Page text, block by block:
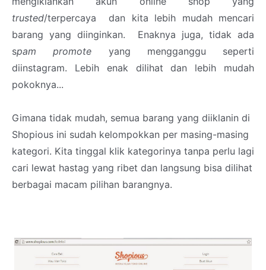
trusted/terpercaya dan kita lebih mudah mencari
barang yang diinginkan. Enaknya juga, tidak ada
spam promote yang mengganggu seperti
diinstagram. Lebih enak dilihat dan lebih mudah
pokoknya...
Gimana tidak mudah, semua barang yang diiklanin di
Shopious ini sudah kelompokkan per masing-masing
kategori. Kita tinggal klik kategorinya tanpa perlu lagi
cari lewat hastag yang ribet dan langsung bisa dilihat
berbagai macam pilihan barangnya.